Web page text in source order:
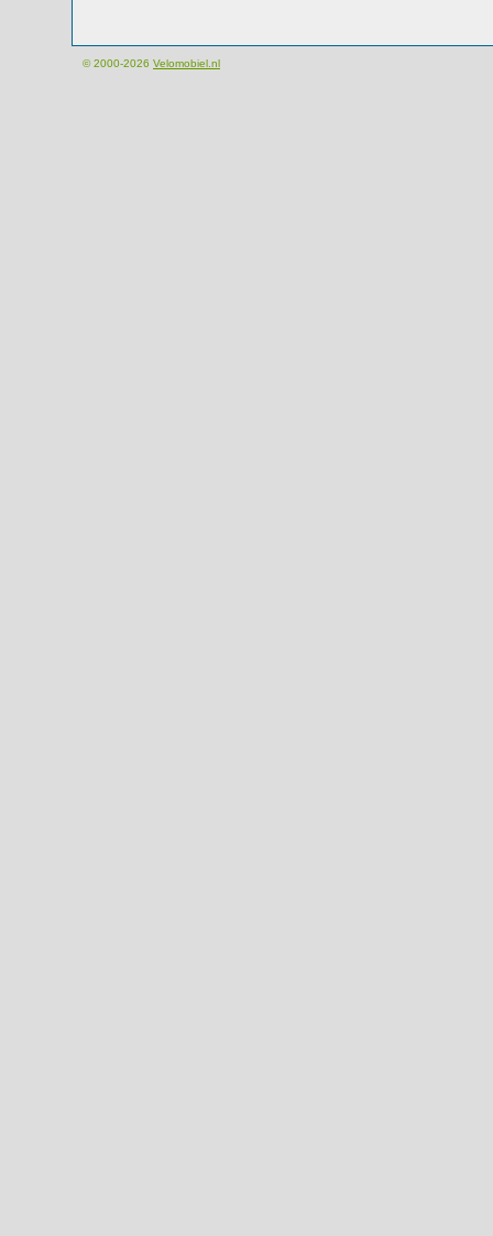
© 2000-2026 Velomobiel.nl